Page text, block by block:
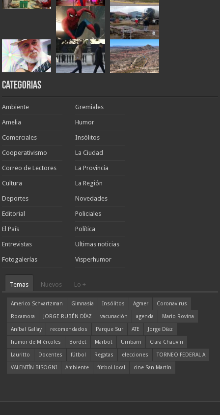
Categorias
Ambiente
Amelia
Comerciales
Cooperativismo
Correo de Lectores
Cultura
Deportes
Editorial
El País
Entrevistas
Fotogalerías
Gremiales
Humor
Insólitos
La Ciudad
La Provincia
La Región
Novedades
Policiales
Política
Ultimas noticias
Visperhumor
Temas Nuevos Lo +
Americo Schvartzman Gimnasia Insólitos Agmer
Coronavirus
Rocamora
JORGE RUBÉN DÍAZ vacunación agenda
Mario Rovina
Aníbal Gallay
recomendados Parque Sur ATE
Jorge Díaz
humor de Miércoles
Bordet Marbot Urribarri
Clara Chauvín
Lauritto
Docentes fútbol Regatas elecciones
TORNEO FEDERAL A
VALENTÍN BISOGNI
Ambiente fútbol local cine San Martín